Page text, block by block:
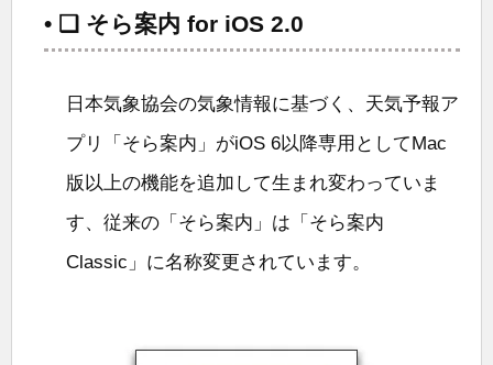
• ❑ そら案内 for iOS 2.0
日本気象協会の気象情報に基づく、天気予報ア
プリ「そら案内」がiOS 6以降専用としてMac
版以上の機能を追加して生まれ変わっていま
す、従来の「そら案内」は「そら案内
Classic」に名称変更されています。